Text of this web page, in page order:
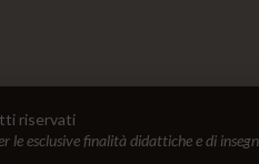
riservati
esclusive finalità didattiche e di